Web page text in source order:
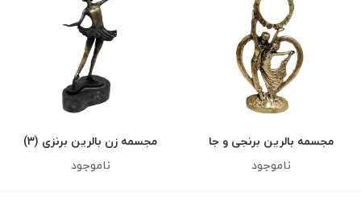
مجسمه بالرین برنجی و جا
عکسی
ناموجود
مجسمه زن بالرین برنزی (۳)
ناموجود